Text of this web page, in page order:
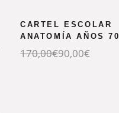
CARTEL ESCOLAR
ANATOMÍA AÑOS 70
170,00€
El
precio
90,00€
El
precio